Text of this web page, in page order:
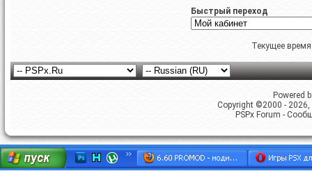
Быстрый переход
Текущее
Powered
Copyright ©2000 -
PSPx Forum -